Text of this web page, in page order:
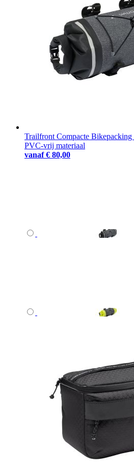
Trailfront Compacte Bikepacking
PVC-vrij materiaal
vanaf € 80,00